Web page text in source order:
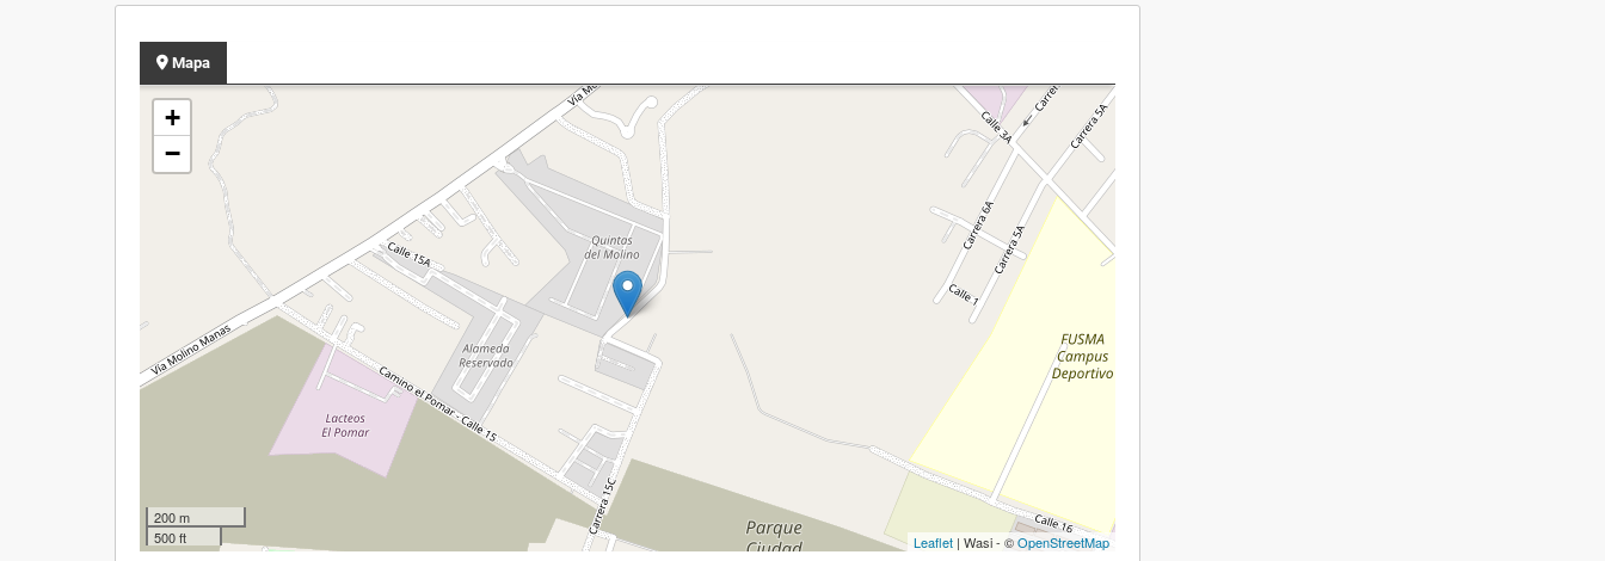
Mapa
+
−
200 m
500 ft
Leaflet | Wasi - ©OpenStreetMap